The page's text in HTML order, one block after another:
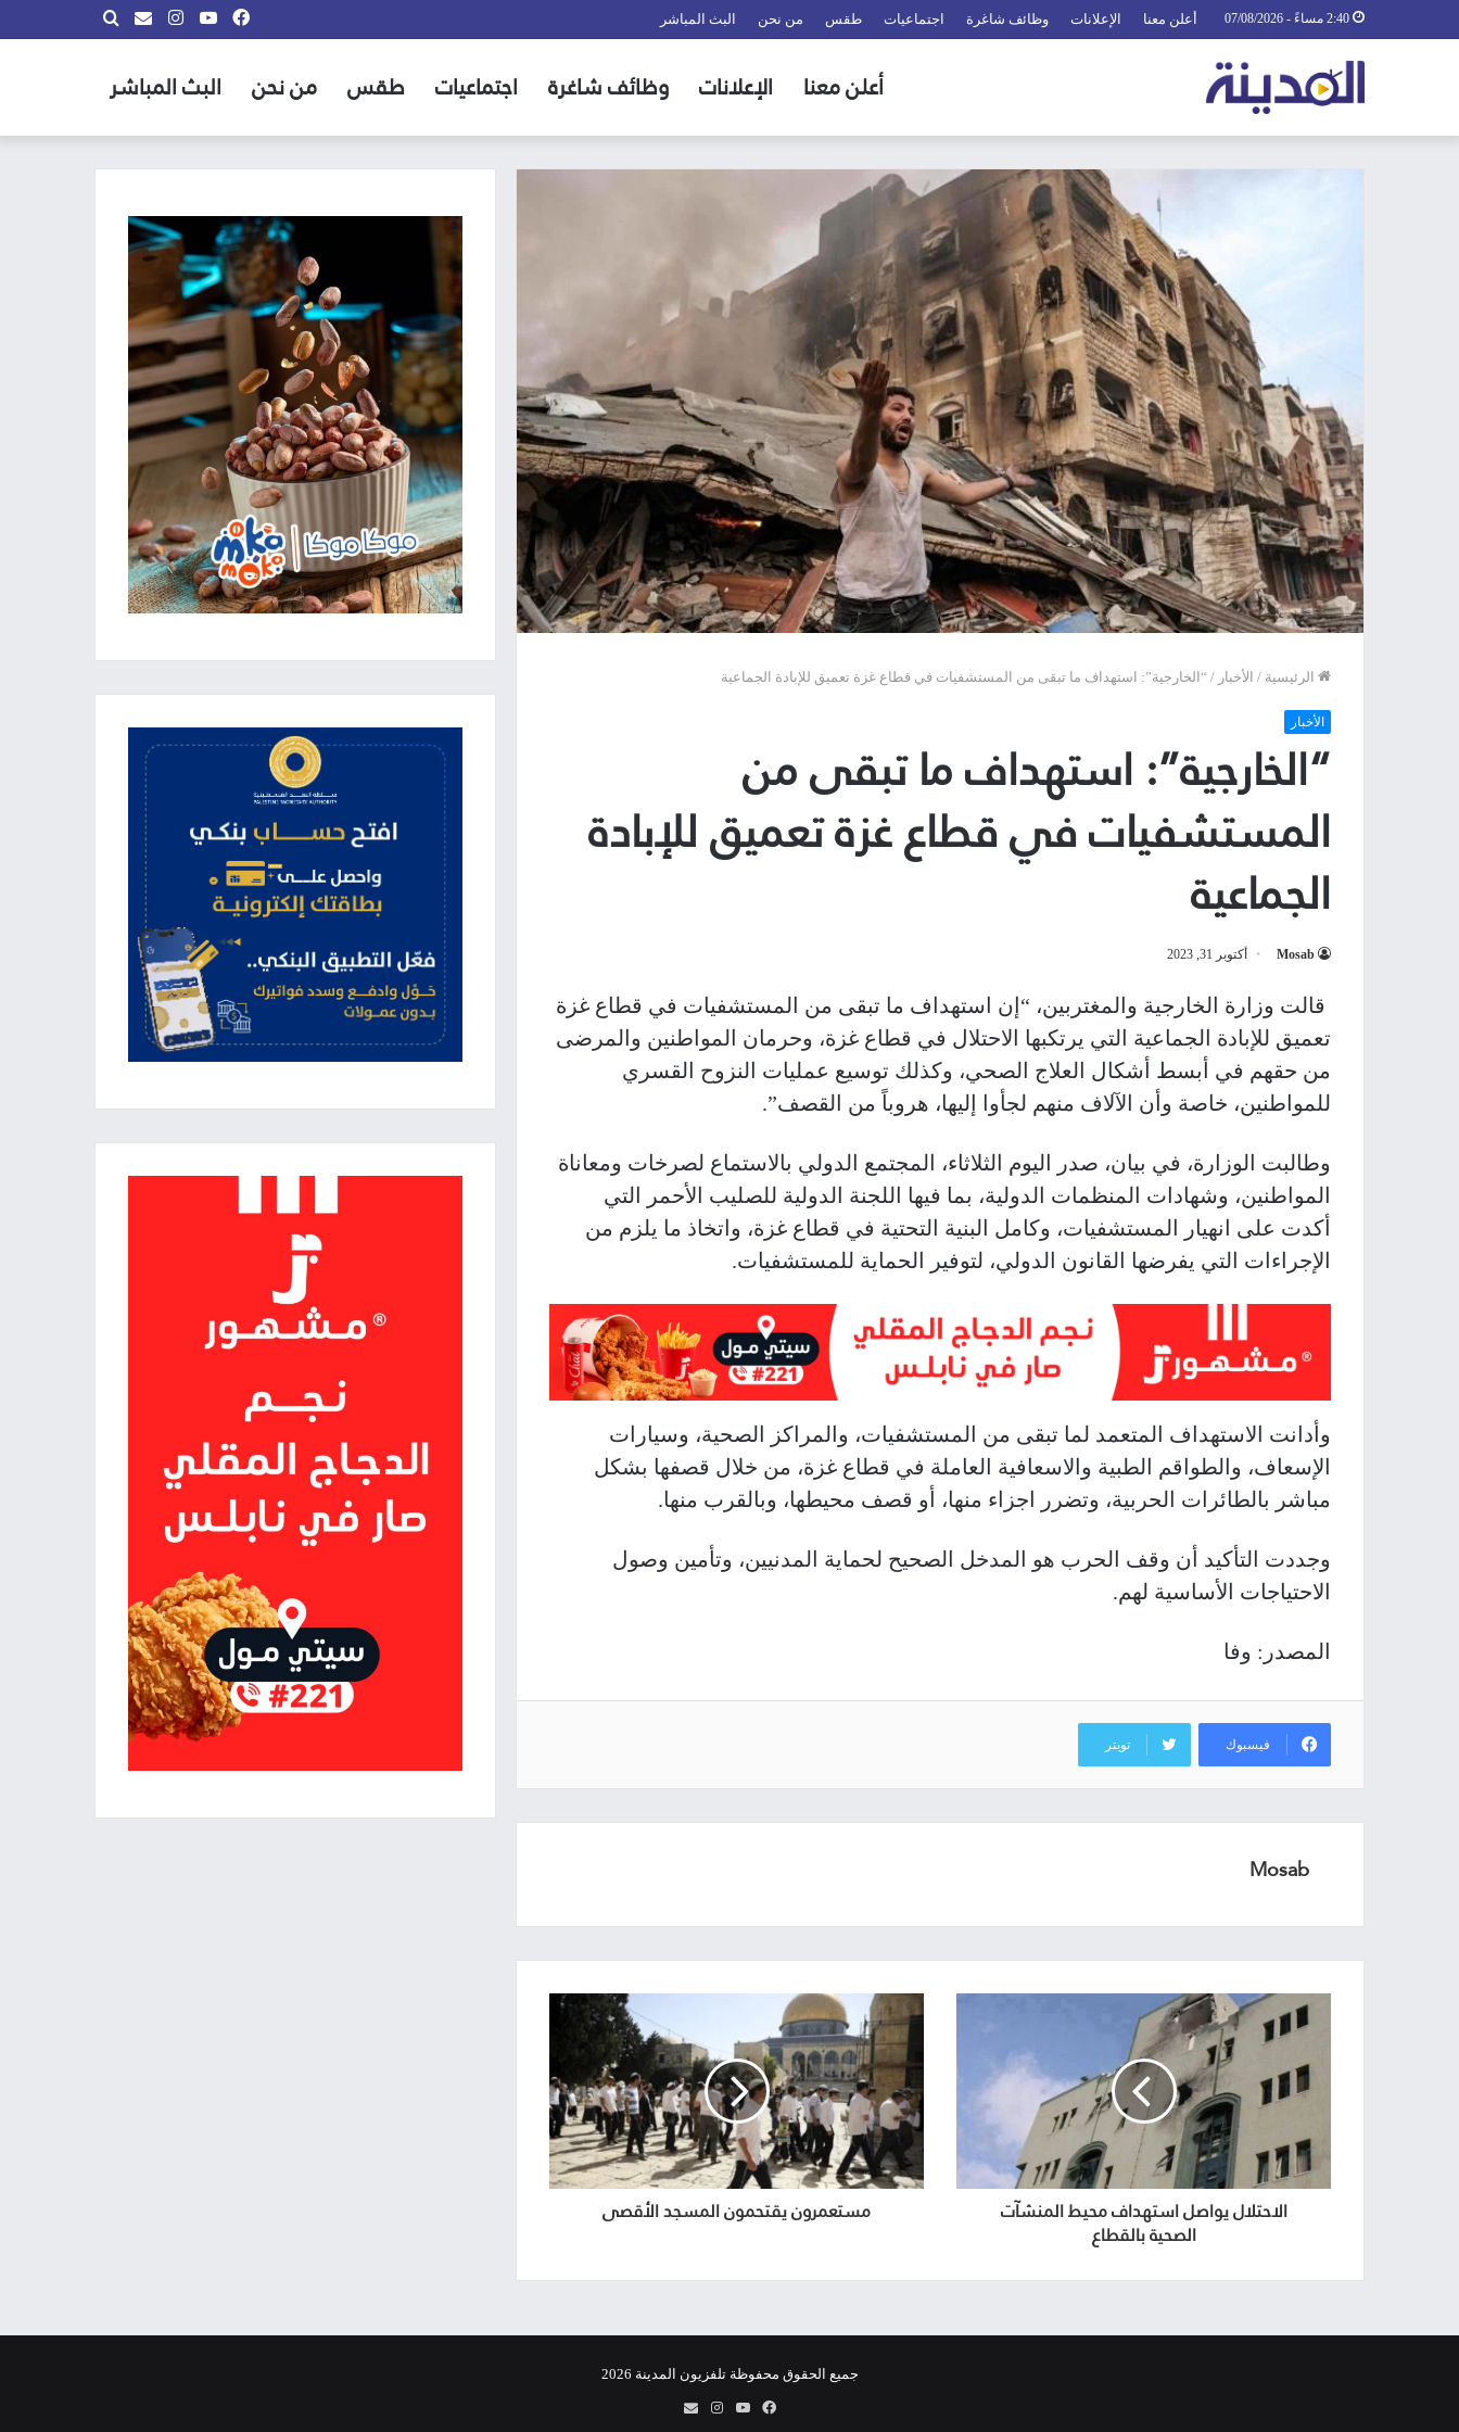
أعلن معنا الإعلانات وظائف شاغرة اجتماعيات طقس من نحن البث المباشر بحث
info@almadina.tvانستقراميوتيوب
فيسبوك
أعلن معنا الإعلانات وظائف شاغرة اجتماعيات طقس من نحن البث المباشر
الرئيسية / الأخبار / “الخارجية”: استهداف ما تبقى من المستشفيات في قطاع غزة تعميق للإبادة الجماعية
الأخبار
“الخارجية”: استهداف ما تبقى من
المستشفيات في قطاع غزة تعميق للإبادة
الجماعية
Mosab أكتوبر 31, 2023
قالت وزارة الخارجية والمغتربين، “إن استهداف ما تبقى من المستشفيات في قطاع غزة
تعميق للإبادة الجماعية التي يرتكبها الاحتلال في قطاع غزة، وحرمان المواطنين والمرضى
من حقهم في أبسط أشكال العلاج الصحي، وكذلك توسيع عمليات النزوح القسري
للمواطنين، خاصة وأن الآلاف منهم لجأوا إليها، هروباً من القصف”.
وطالبت الوزارة، في بيان، صدر اليوم الثلاثاء، المجتمع الدولي بالاستماع لصرخات ومعاناة
المواطنين، وشهادات المنظمات الدولية، بما فيها اللجنة الدولية للصليب الأحمر التي
أكدت على انهيار المستشفيات، وكامل البنية التحتية في قطاع غزة، واتخاذ ما يلزم من
الإجراءات التي يفرضها القانون الدولي، لتوفير الحماية للمستشفيات.
وأدانت الاستهداف المتعمد لما تبقى من المستشفيات، والمراكز الصحية، وسيارات
الإسعاف، والطواقم الطبية والاسعافية العاملة في قطاع غزة، من خلال قصفها بشكل
مباشر بالطائرات الحربية، وتضرر اجزاء منها، أو قصف محيطها، وبالقرب منها.
وجددت التأكيد أن وقف الحرب هو المدخل الصحيح لحماية المدنيين، وتأمين وصول
الاحتياجات الأساسية لهم.
المصدر: وفا
فيسبوك تويتر
Mosab
الاحتلال يواصل استهداف محيط المنشآت
الصحية بالقطاع
مستعمرون يقتحمون المسجد الأقصى
جميع الحقوق محفوظة تلفزيون المدينة 2026
فيسبوكيوتيوبانستقرامinfo@almadina.tv